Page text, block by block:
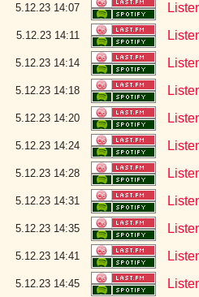
5.12.23 14:07
5.12.23 14:11
5.12.23 14:14
5.12.23 14:18
5.12.23 14:20
5.12.23 14:24
5.12.23 14:28
5.12.23 14:31
5.12.23 14:35
5.12.23 14:41
5.12.23 14:45